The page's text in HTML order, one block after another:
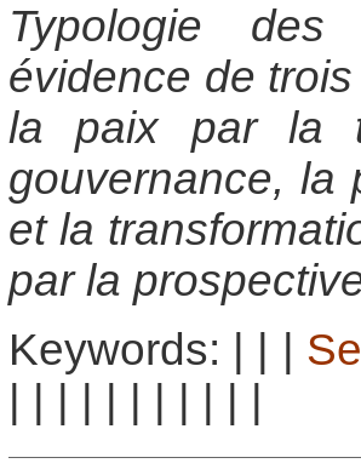
Typologie
évidence de
la paix par la
gouvernance, la
et la
par la
Keywords: